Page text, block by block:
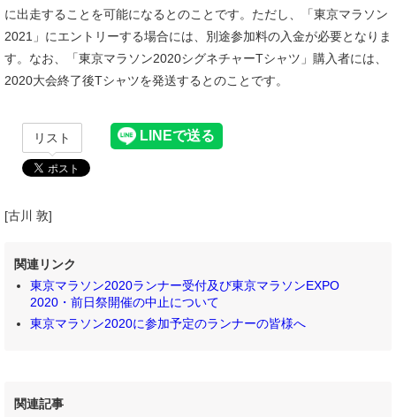
に出走することを可能になるとのことです。ただし、「東京マラソン
2021」にエントリーする場合には、別途参加料の入金が必要となりま
す。なお、「東京マラソン2020シグネチャーTシャツ」購入者には、
2020大会終了後Tシャツを発送するとのことです。
リスト
[古川 敦]
関連リンク
東京マラソン2020ランナー受付及び東京マラソンEXPO
2020・前日祭開催の中止について
東京マラソン2020に参加予定のランナーの皆様へ
関連記事